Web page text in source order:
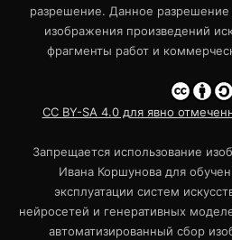
разрешение. Данное разрешение
изображения произведений
фрагменты работ и
CC BY-SA 4.0 для явно
Запрещается использование
Ивана Коршунова для
эксплуатации систем
нейросетей и генеративных
автоматизированный сбор